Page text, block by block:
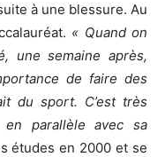
à une blessure. Au
« Quand on
une semaine après,
de faire des
du sport. C’est très
parallèle avec sa
études en 2000 et se